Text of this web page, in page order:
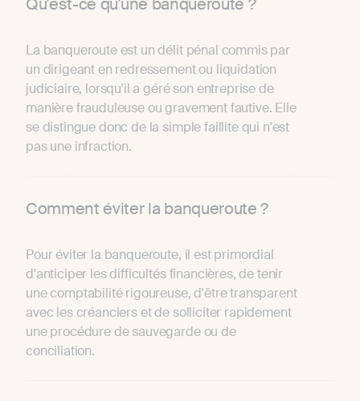
La banqueroute est un délit pénal commis par
un dirigeant en redressement ou liquidation
judiciaire, lorsqu'il a géré son entreprise de
manière frauduleuse ou gravement fautive. Elle
se distingue donc de la simple faillite qui n'est
pas une infraction.
Comment éviter la banqueroute ?
Pour éviter la banqueroute, il est primordial
d'anticiper les difficultés financières, de tenir
une comptabilité rigoureuse, d'être transparent
avec les créanciers et de solliciter rapidement
une procédure de sauvegarde ou de
conciliation.